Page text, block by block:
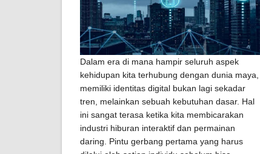
Dalam era di mana hampir seluruh aspek
kehidupan kita terhubung dengan dunia maya,
memiliki identitas digital bukan lagi sekadar
tren, melainkan sebuah kebutuhan dasar. Hal
ini sangat terasa ketika kita membicarakan
industri hiburan interaktif dan permainan
daring. Pintu gerbang pertama yang harus